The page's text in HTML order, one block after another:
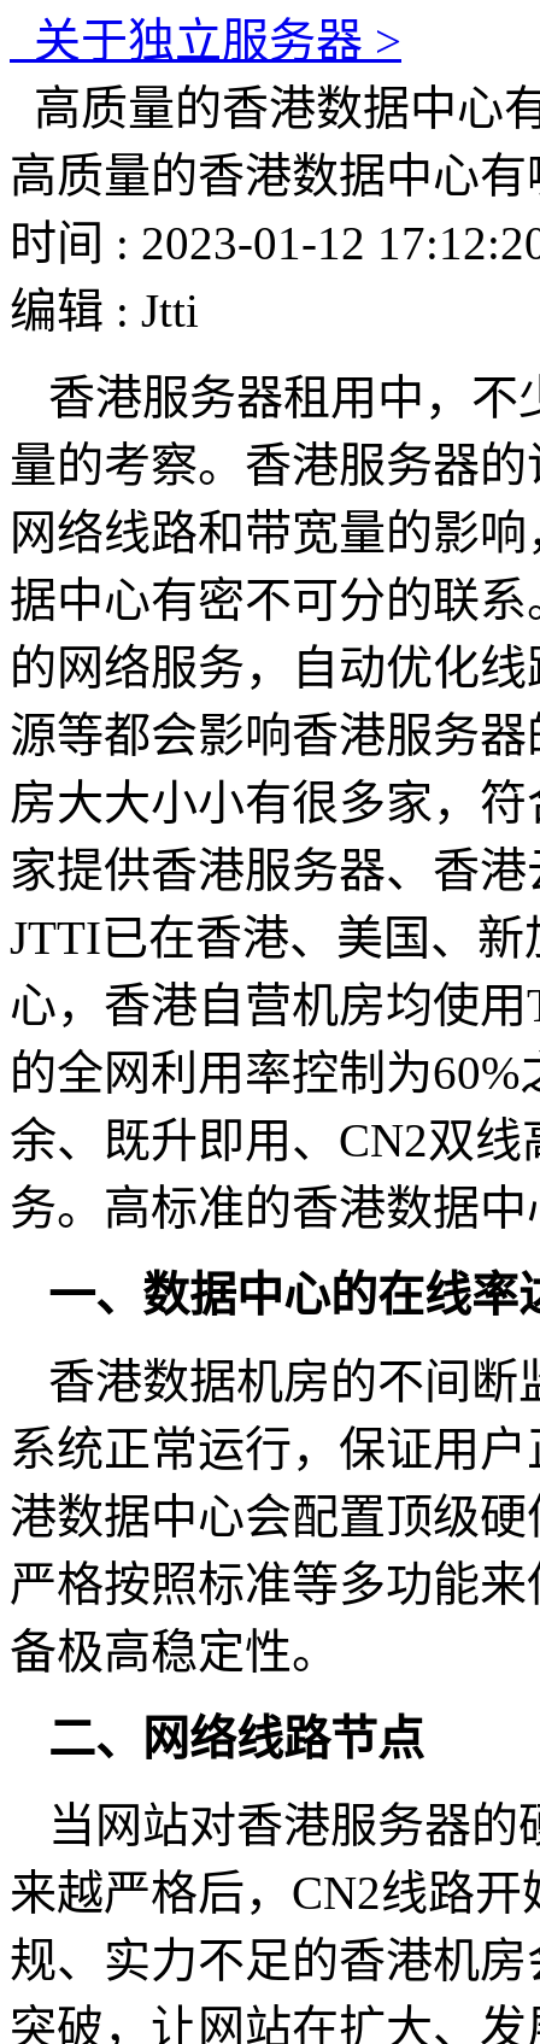
关于独立服务器 >
高质量的香港数据中心
高质量的香港数据中心
时间 : 2023-01-12
编辑 : Jtti
香港服务器租用中，不
量的考察。香港服务器
网络线路和带宽量的影
据中心有密不可分的联
的网络服务，自动优化
源等都会影响香港服务
房大大小小有很多家，
家提供香港服务器、香
JTTI已在香港、美国、
心，香港自营机房均使
的全网利用率控制为
余、既升即用、CN2双
务。高标准的香港数据
一、数据中心的在线率
香港数据机房的不间断
系统正常运行，保证用
港数据中心会配置顶级
严格按照标准等多功能
备极高稳定性。
二、网络线路节点
当网站对香港服务器
来越严格后，CN2线路
规、实力不足的香港机
突破，让网站在扩大、